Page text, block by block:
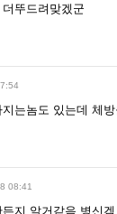
뚜드려맞겠군
는놈도 있는데 체
08:41
지 알거같음 병신겜